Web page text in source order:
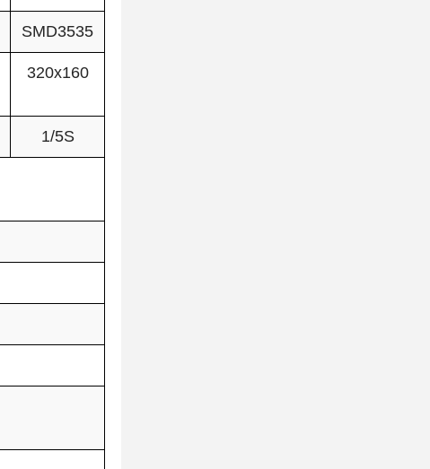
SMD3535
320x160
1/5S